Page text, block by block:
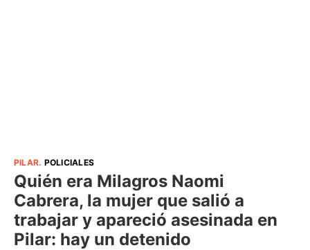
PILAR. POLICIALES
Quién era Milagros Naomi
Cabrera, la mujer que salió a
trabajar y apareció asesinada en
Pilar: hay un detenido